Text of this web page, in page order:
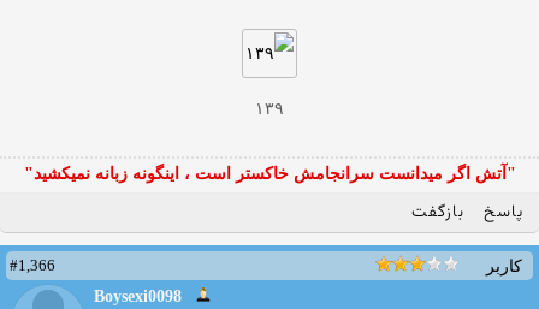
۱۳۹
"آتش اگر ميدانست سرانجامش خاكستر است ، اينگونه زبانه نميكشيد"
پاسخ بازگفت
کاربر
#1,366
Boysexi0098